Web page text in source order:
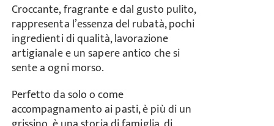
Croccante, fragrante e dal gusto pulito,
rappresenta l’essenza del rubatà, pochi
ingredienti di qualità, lavorazione
artigianale e un sapere antico che si
sente a ogni morso.
Perfetto da solo o come
accompagnamento ai pasti, è più di un